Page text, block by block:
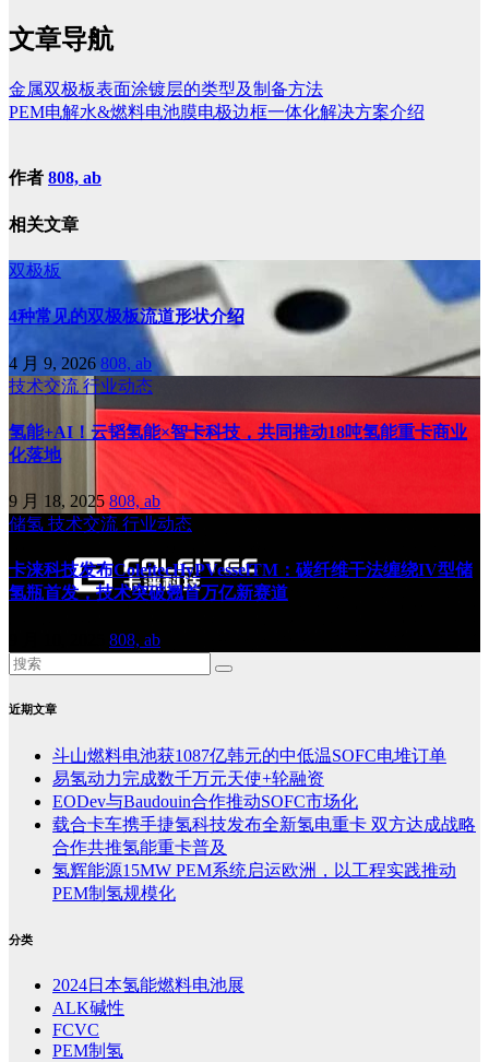
文章导航
金属双极板表面涂镀层的类型及制备方法
PEM电解水&燃料电池膜电极边框一体化解决方案介绍
作者 808, ab
相关文章
双极板
4种常见的双极板流道形状介绍
4 月 9, 2026 808, ab
技术交流 行业动态
氢能+AI！云韬氢能×智卡科技，共同推动18吨氢能重卡商业
化落地
9 月 18, 2025 808, ab
储氢 技术交流 行业动态
卡涞科技发布ColeitecHyPVesselTM：碳纤维干法缠绕IV型储
氢瓶首发，技术突破翘首万亿新赛道
808, ab
近期文章
斗山燃料电池获1087亿韩元的中低温SOFC电堆订单
易氢动力完成数千万元天使+轮融资
EODev与Baudouin合作推动SOFC市场化
载合卡车携手捷氢科技发布全新氢电重卡 双方达成战略
合作共推氢能重卡普及
氢辉能源15MW PEM系统启运欧洲，以工程实践推动
PEM制氢规模化
分类
2024日本氢能燃料电池展
ALK碱性
FCVC
PEM制氢